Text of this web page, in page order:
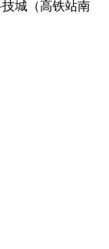
城（高铁站南